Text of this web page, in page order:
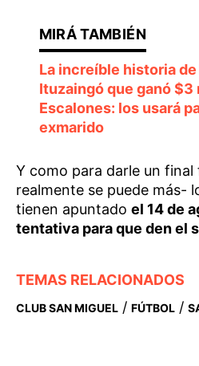
La increíble historia
Ituzaingó que ganó $3
Escalones: los usará
exmarido
Y como para darle un
realmente se puede más-
tienen apuntado el 14 de
tentativa para que den el
TEMAS RELACIONADOS
CLUB SAN MIGUEL / FÚTBOL /